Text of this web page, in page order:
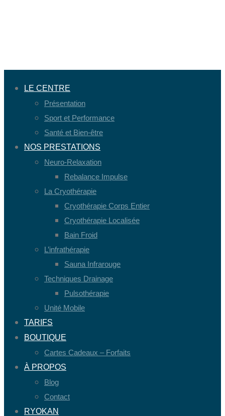
LE CENTRE
Présentation
Sport et Performance
Santé et Bien-être
NOS PRESTATIONS
Neuro-Relaxation
Rebalance Impulse
La Cryothérapie
Cryothérapie Corps Entier
Cryothérapie Localisée
Bain Froid
L’infrathérapie
Sauna Infrarouge
Techniques Drainage
Pulsothérapie
Unité Mobile
TARIFS
BOUTIQUE
Cartes Cadeaux – Forfaits
À PROPOS
Blog
Contact
RYOKAN